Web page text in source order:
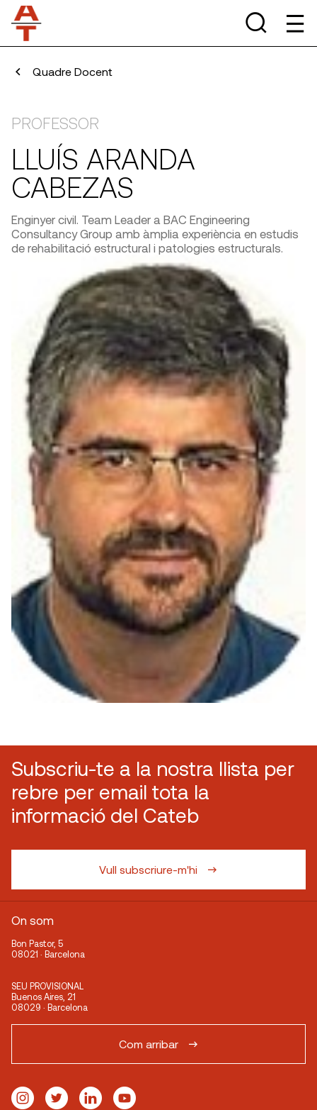
Quadre Docent
PROFESSOR
LLUÍS ARANDA
CABEZAS
Enginyer civil. Team Leader a BAC Engineering
Consultancy Group amb àmplia experiència en estudis
de rehabilitació estructural i patologies estructurals.
Subscriu-te a la nostra llista per
rebre per email tota la
informació del Cateb
Vull subscriure-m'hi
On som
Bon Pastor, 5
08021 · Barcelona
SEU PROVISIONAL
Buenos Aires, 21
08029 · Barcelona
Com arribar